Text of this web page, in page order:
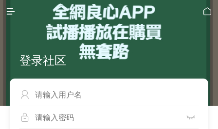
 
登录社区

 